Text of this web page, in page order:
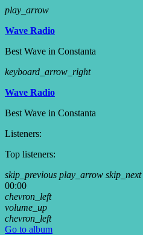
play_arrow
Wave Radio
Best Wave in Constanta
keyboard_arrow_right
Wave Radio
Best Wave in Constanta
Listeners:
Top listeners:
skip_previous play_arrow skip_next
00:00
chevron_left
volume_up
chevron_left
Go to album